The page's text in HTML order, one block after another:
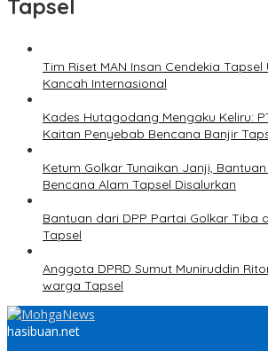
Tapsel
Tim Riset MAN Insan Cendekia Tapsel
Kancah Internasional
Kades Hutagodang Mengaku Keliru:
Kaitan Penyebab Bencana Banjir
Ketum Golkar Tunaikan Janji,
Bencana Alam Tapsel Disalurkan
Bantuan dari DPP Partai Golkar Tiba
Tapsel
Anggota DPRD Sumut Muniruddin
warga Tapsel
hasibuan.net